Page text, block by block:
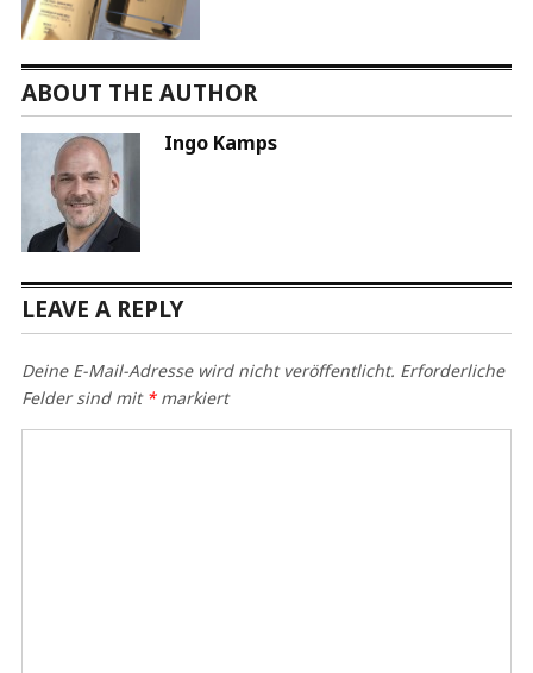
ABOUT THE AUTHOR
Ingo Kamps
LEAVE A REPLY
Deine E-Mail-Adresse wird nicht veröffentlicht. Erforderliche
Felder sind mit *markiert